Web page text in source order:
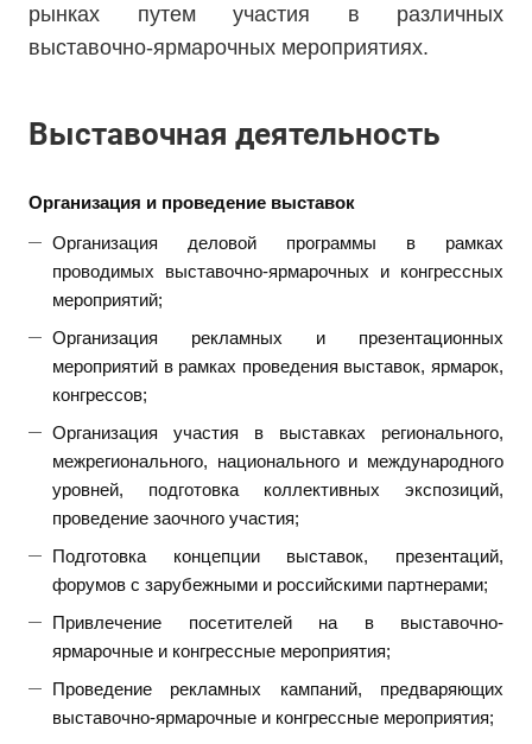
рынках путем участия в различных
выставочно-ярмарочных мероприятиях.
Выставочная деятельность
Организация и проведение выставок
Организация деловой программы в рамках
проводимых выставочно-ярмарочных и конгрессных
мероприятий;
Организация рекламных и презентационных
мероприятий в рамках проведения выставок, ярмарок,
конгрессов;
Организация участия в выставках регионального,
межрегионального, национального и международного
уровней, подготовка коллективных экспозиций,
проведение заочного участия;
Подготовка концепции выставок, презентаций,
форумов с зарубежными и российскими партнерами;
Привлечение посетителей на в выставочно-
ярмарочные и конгрессные мероприятия;
Проведение рекламных кампаний, предваряющих
выставочно-ярмарочные и конгрессные мероприятия;